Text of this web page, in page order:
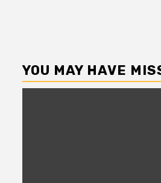
YOU MAY HAVE